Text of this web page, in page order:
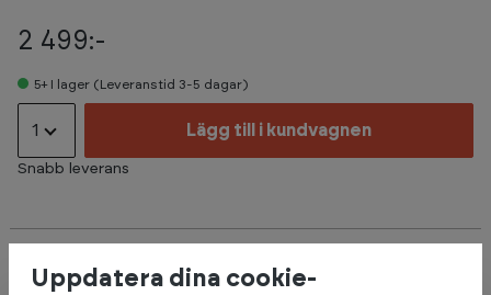
2 499:-
5+ I lager (Leveranstid 3-5 dagar)
1 Lägg till i kundvagnen
Snabb leverans
Uppdatera dina cookie-